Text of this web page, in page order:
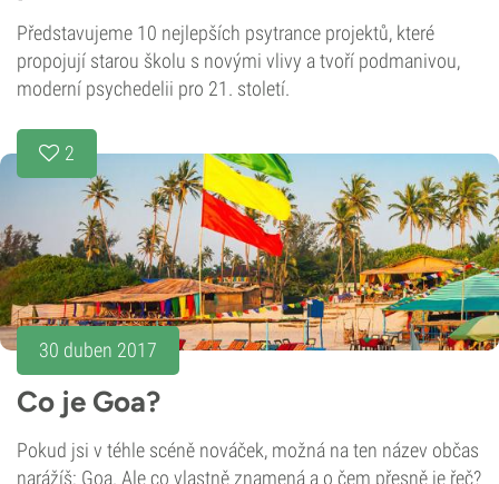
Představujeme 10 nejlepších psytrance projektů, které
propojují starou školu s novými vlivy a tvoří podmanivou,
moderní psychedelii pro 21. století.
2
30 duben 2017
Co je Goa?
Pokud jsi v téhle scéně nováček, možná na ten název občas
narážíš: Goa. Ale co vlastně znamená a o čem přesně je řeč?